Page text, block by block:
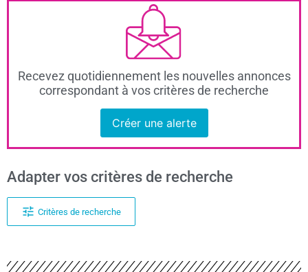
Recevez quotidiennement les nouvelles annonces
correspondant à vos critères de recherche
Créer une alerte
Adapter vos critères de recherche
Critères de recherche